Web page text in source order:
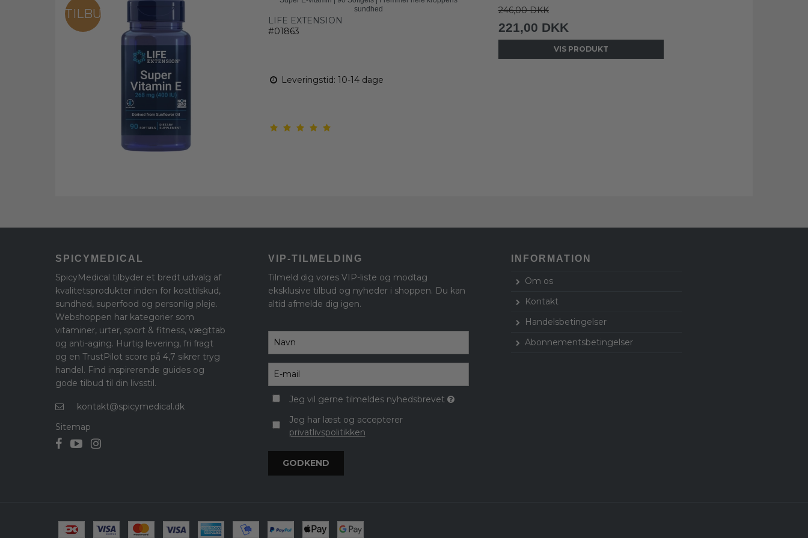
TILBUD
sundhed
LIFE EXTENSION
#01863
Leveringstid: 10-14 dage
246,00 DKK
221,00 DKK
VIS PRODUKT
SPICYMEDICAL
SpicyMedical tilbyder et bredt udvalg af
kvalitetsprodukter inden for kosttilskud,
sundhed, superfood og personlig pleje.
Webshoppen har kategorier som
vitaminer, urter, sport & fitness, vægttab
og anti-aging. Hurtig levering, fri fragt
og en TrustPilot score på 4,7 sikrer tryg
handel. Find inspirerende guides og
gode tilbud til din livsstil.
kontakt@spicymedical.dk
Sitemap
VIP-TILMELDING
Tilmeld dig vores VIP-liste og modtag
eksklusive tilbud og nyheder i shoppen. Du kan
altid afmelde dig igen.
Jeg vil gerne tilmeldes nyhedsbrevet
Jeg har læst og accepterer
privatlivspolitikken
GODKEND
INFORMATION
Om os
Kontakt
Handelsbetingelser
Abonnementsbetingelser